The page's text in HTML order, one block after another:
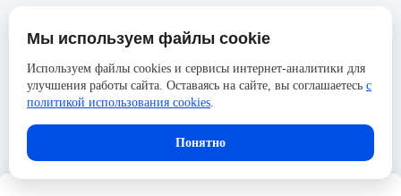
Производитель
Серия
Acti 9
Номинальный ток
Напряжение, В
72
Количество полюсов
Пожалуйста, авторизуйтесь, чтобы иметь
возможность оставлять вопросы.
Представленные изображения и характеристики могут отличаться от реального
без предварительного уведомления. Компания АйДистрибьют не несёт
ответственности в случае не соответствия текущей модели товаров фотографиям,
размещённым в карточке товара.
Мы используем файлы cookie
Используем файлы cookies и сервисы интернет-аналитики для
улучшения работы сайта. Оставаясь на сайте, вы соглашаетесь с
политикой использования cookies.
Понятно